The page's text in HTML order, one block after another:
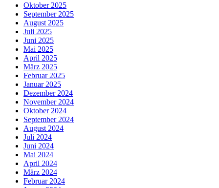
Oktober 2025
September 2025
August 2025
Juli 2025
Juni 2025
Mai 2025
April 2025
März 2025
Februar 2025
Januar 2025
Dezember 2024
November 2024
Oktober 2024
September 2024
August 2024
Juli 2024
Juni 2024
Mai 2024
April 2024
März 2024
Februar 2024